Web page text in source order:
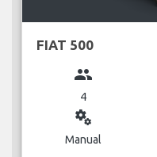
FIAT 500
group
4
miscellaneous_services
Manual